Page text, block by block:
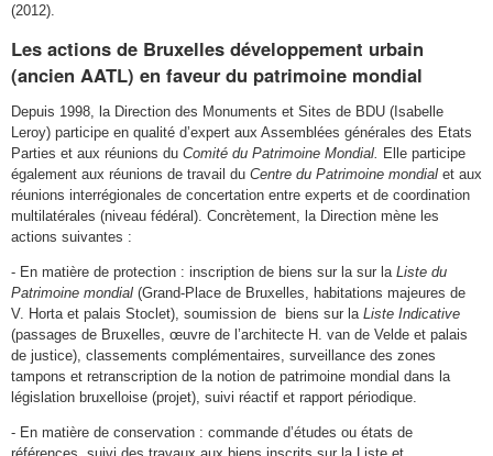
(2012).
Les actions de Bruxelles développement urbain
(ancien AATL) en faveur du patrimoine mondial
Depuis 1998, la Direction des Monuments et Sites de BDU (Isabelle
Leroy) participe en qualité d’expert aux Assemblées générales des Etats
Parties et aux réunions du Comité du Patrimoine Mondial. Elle participe
également aux réunions de travail du Centre du Patrimoine mondial et aux
réunions interrégionales de concertation entre experts et de coordination
multilatérales (niveau fédéral). Concrètement, la Direction mène les
actions suivantes :
- En matière de protection : inscription de biens sur la sur la Liste du
Patrimoine mondial (Grand-Place de Bruxelles, habitations majeures de
V. Horta et palais Stoclet), soumission de biens sur la Liste Indicative
(passages de Bruxelles, œuvre de l’architecte H. van de Velde et palais
de justice), classements complémentaires, surveillance des zones
tampons et retranscription de la notion de patrimoine mondial dans la
législation bruxelloise (projet), suivi réactif et rapport périodique.
- En matière de conservation : commande d’études ou états de